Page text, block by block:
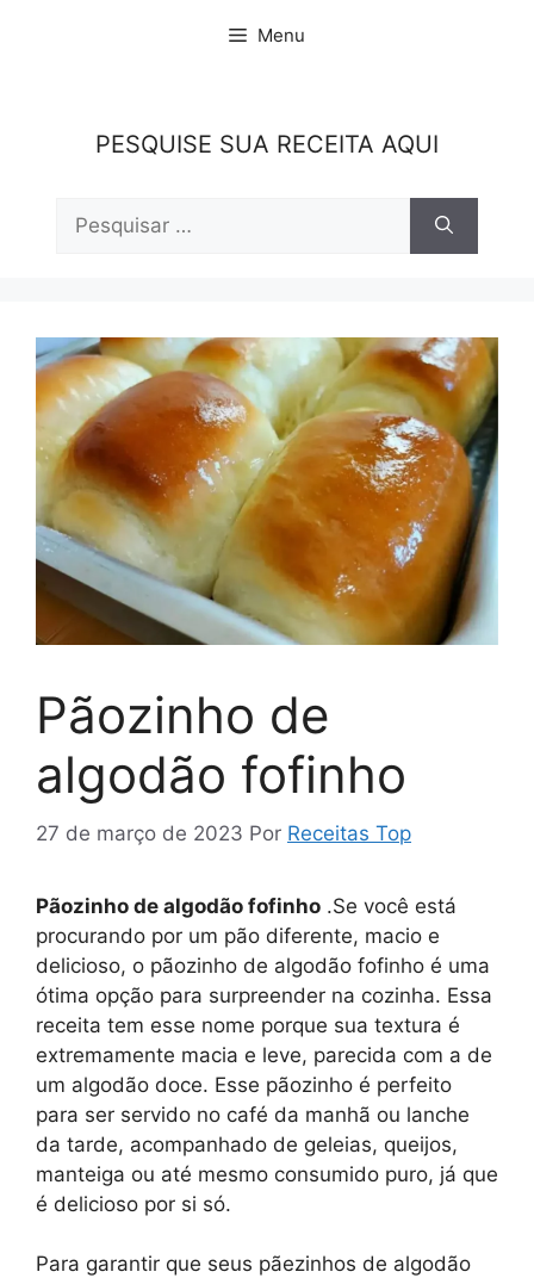
Menu
PESQUISE SUA RECEITA AQUI
por:
Pãozinho de
algodão fofinho
27 de março de 2023 Por Receitas Top
Pãozinho de algodão fofinho .Se você está
procurando por um pão diferente, macio e
delicioso, o pãozinho de algodão fofinho é uma
ótima opção para surpreender na cozinha. Essa
receita tem esse nome porque sua textura é
extremamente macia e leve, parecida com a de
um algodão doce. Esse pãozinho é perfeito
para ser servido no café da manhã ou lanche
da tarde, acompanhado de geleias, queijos,
manteiga ou até mesmo consumido puro, já que
é delicioso por si só.
Para garantir que seus pãezinhos de algodão